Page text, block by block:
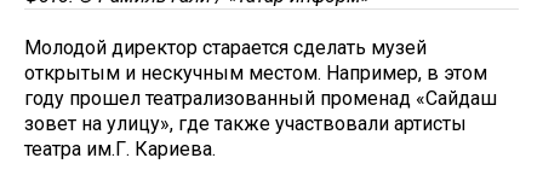
Молодой директор старается сделать музей
открытым и нескучным местом. Например, в этом
году прошел театрализованный променад «Сайдаш
зовет на улицу», где также участвовали артисты
театра им.Г. Кариева.